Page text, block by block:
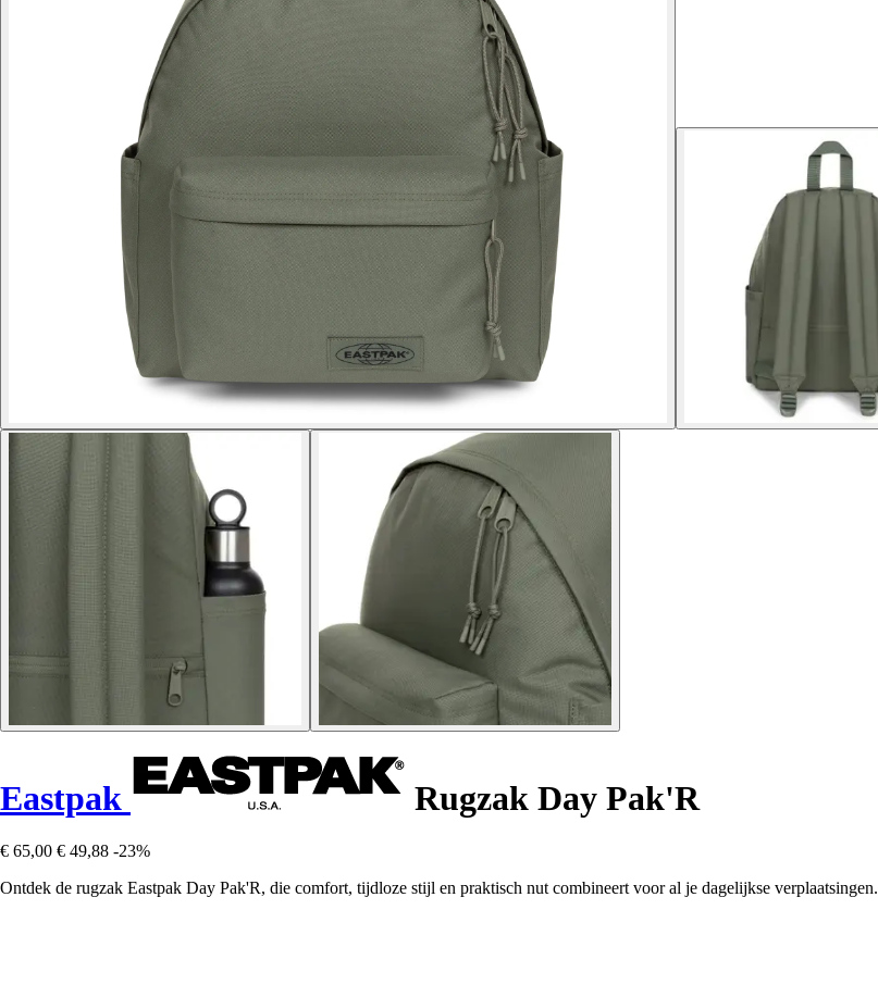
Eastpak Rugzak Day Pak'R
€ 65,00 € 49,88 -23%
Ontdek de rugzak Eastpak Day Pak'R, die comfort, tijdloze stijl en praktisch nut combineert voor al je dagelijkse verplaatsingen.